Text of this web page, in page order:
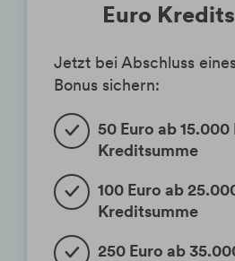
Euro
Jetzt bei Abschluss
Bonus sichern:
50 Euro ab 15.000
Kreditsumme
100 Euro ab
Kreditsumme
250 Euro ab